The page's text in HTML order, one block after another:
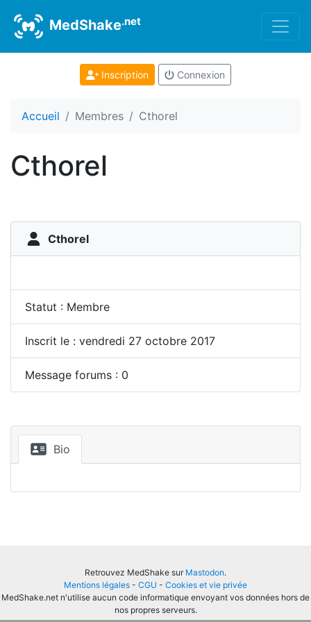
MedShake.net
Inscription Connexion
Accueil Membres Cthorel
Cthorel
Cthorel
Statut : Membre
Inscrit le : vendredi 27 octobre 2017
Message forums : 0
Bio
Retrouvez MedShake sur Mastodon.
Mentions légales - CGU - Cookies et vie privée
MedShake.net n'utilise aucun code informatique envoyant vos données hors de
nos propres serveurs.